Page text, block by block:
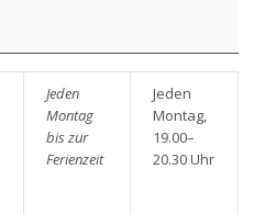
Jeden
Mon­tag
bis zur
Feri­en­zeit
Jeden
Mon­tag,
19.00–
20.30 Uhr